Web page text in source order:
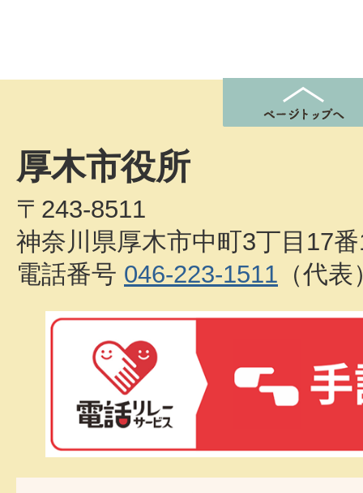
厚木市役所
〒243-8511
神奈川県厚木市中町3丁目17
電話番号 046-223-1511 （代表